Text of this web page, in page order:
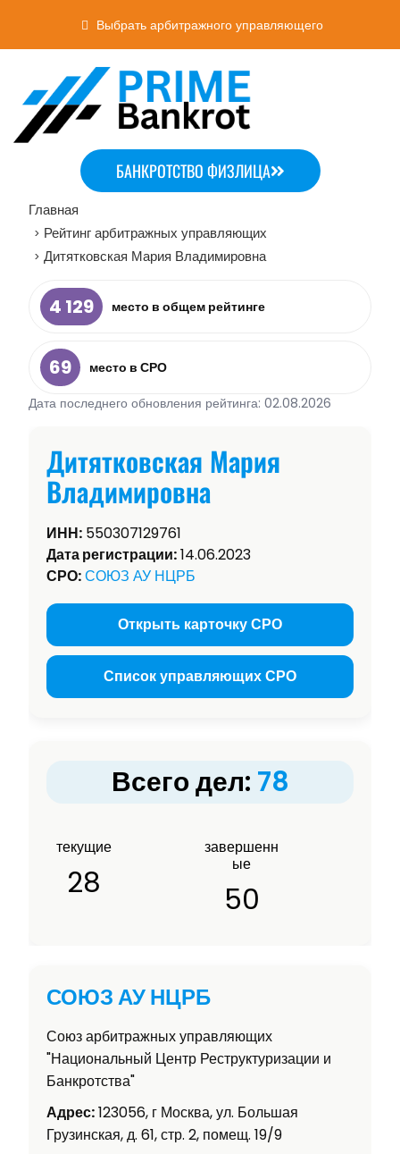
Выбрать арбитражного управляющего
БАНКРОТСТВО ФИЗЛИЦА
Главная
> Рейтинг арбитражных управляющих
> Дитятковская Мария Владимировна
4 129 место в общем рейтинге
69
место в СРО
Дата последнего обновления рейтинга: 02.08.2026
Дитятковская Мария
Владимировна
ИНН: 550307129761
Дата регистрации:14.06.2023
СРО:СОЮЗ АУ НЦРБ
Открыть карточку СРО
Список управляющих СРО
Всего дел: 78
текущие
28
завершенн
ые
50
СОЮЗ АУ НЦРБ
Союз арбитражных управляющих
"Национальный Центр Реструктуризации и
Банкротства"
Адрес:123056, г Москва, ул. Большая
Грузинская, д. 61, стр. 2, помещ. 19/9